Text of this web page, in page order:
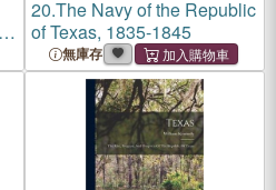
20.The Navy of the Republic
of Texas, 1835-1845
無庫存